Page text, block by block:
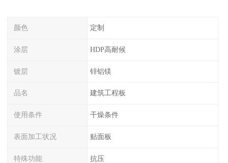
颜色 定制
涂层 HDP高耐候
镀层 锌铝镁
品名 建筑工程板
使用条件 干燥条件
表面加工状况 贴面板
特殊功能 抗压